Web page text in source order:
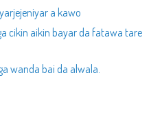
a kawo
cikin aikin bayar da fatawa tare
wanda bai da alwala.